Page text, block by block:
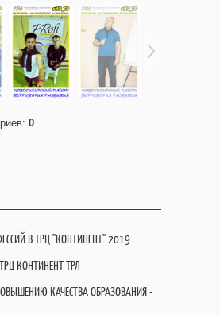
: 0
В ТРЦ "КОНТИНЕНТ" 2019
КОНТИНЕНТ ТРЛ
КАЧЕСТВА ОБРАЗОВАНИЯ -